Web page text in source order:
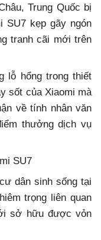
Trung Quốc bị
SU7 kẹp gãy ngón
tranh cãi mới trên
lỗ hổng trong thiết
sốt của Xiaomi mà
về tính nhân văn
thưởng dịch vụ
SU7
dân sinh sống tại
trọng liên quan
sở hữu được vỏn